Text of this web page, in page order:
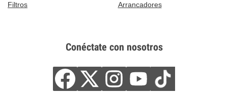
Filtros
Arrancadores
Conéctate con nosotros